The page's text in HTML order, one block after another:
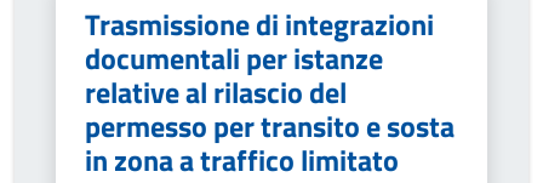
Trasmissione di integrazioni
documentali per istanze
relative al rilascio del
permesso per transito e sosta
in zona a traffico limitato